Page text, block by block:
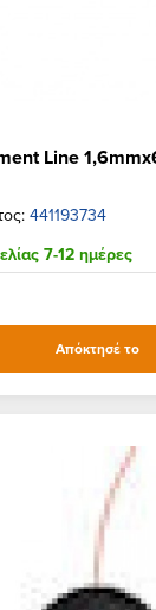
Line
441193734
7-12 ημέρες
Απόκτησέ το